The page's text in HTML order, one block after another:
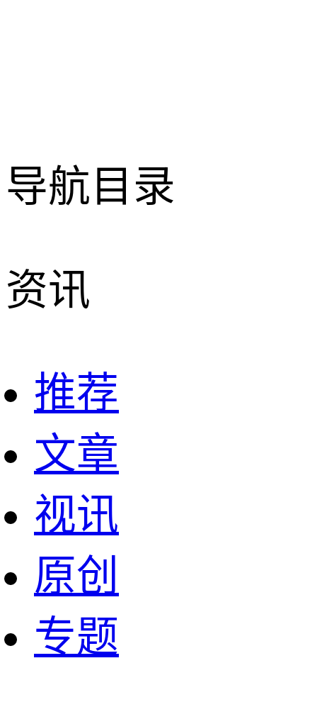
导航目录
资讯
推荐
文章
视讯
原创
专题